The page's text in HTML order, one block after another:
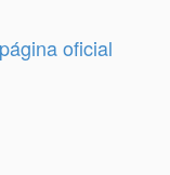
oficial